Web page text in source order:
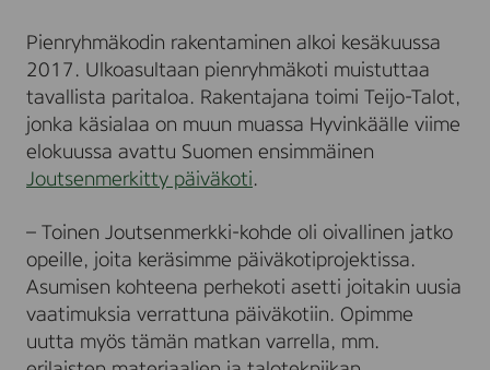
Pienryhmäkodin rakentaminen alkoi kesäkuussa
2017. Ulkoasultaan pienryhmäkoti muistuttaa
tavallista paritaloa. Rakentajana toimi Teijo-Talot,
jonka käsialaa on muun muassa Hyvinkäälle viime
elokuussa avattu Suomen ensimmäinen
Joutsenmerkitty päiväkoti.
– Toinen Joutsenmerkki-kohde oli oivallinen jatko
opeille, joita keräsimme päiväkotiprojektissa.
Asumisen kohteena perhekoti asetti joitakin uusia
vaatimuksia verrattuna päiväkotiin. Opimme
uutta myös tämän matkan varrella, mm.